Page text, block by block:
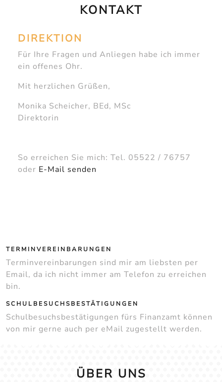
KONTAKT
DIREKTION
Für Ihre Fragen und Anliegen habe ich immer
ein offenes Ohr.
Mit herzlichen Grüßen,
Monika Scheicher, BEd, MSc
Direktorin
So erreichen Sie mich: Tel. 05522 / 76757
oder E-Mail senden
TERMINVEREINBARUNGEN
Terminvereinbarungen sind mir am liebsten per
Email, da ich nicht immer am Telefon zu erreichen
bin.
SCHULBESUCHSBESTÄTIGUNGEN
Schulbesuchsbestätigungen fürs Finanzamt können
von mir gerne auch per eMail zugestellt werden.
ÜBER UNS